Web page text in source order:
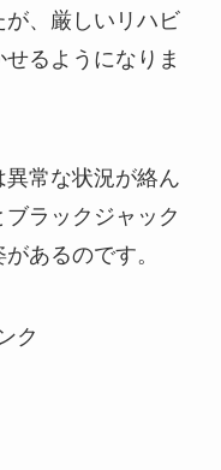
、厳しいリハビ
るようになりま
常な状況が絡ん
ラックジャック
あるのです。
ク